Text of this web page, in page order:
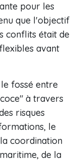
pour les
que l'objectif
conflits était de
avant
fossé entre
à travers
risques
le
coordination
de la